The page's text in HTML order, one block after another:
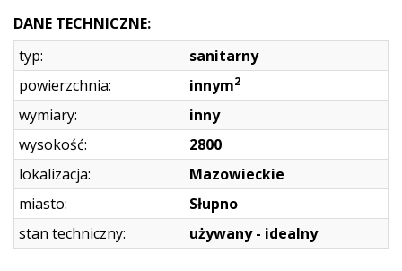
DANE TECHNICZNE:
typ:
sanitarny
powierzchnia:
innym2
wymiary:
inny
wysokość:
2800
lokalizacja:
Mazowieckie
miasto:
Słupno
stan techniczny:
używany - idealny